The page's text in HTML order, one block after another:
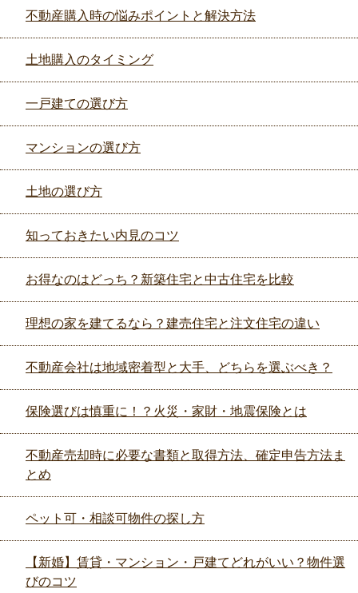
不動産購入時の悩みポイントと解決方法
土地購入のタイミング
一戸建ての選び方
マンションの選び方
土地の選び方
知っておきたい内見のコツ
お得なのはどっち？新築住宅と中古住宅を比較
理想の家を建てるなら？建売住宅と注文住宅の違い
不動産会社は地域密着型と大手、どちらを選ぶべき？
保険選びは慎重に！？火災・家財・地震保険とは
不動産売却時に必要な書類と取得方法、確定申告方法ま
とめ
ペット可・相談可物件の探し方
【新婚】賃貸・マンション・戸建てどれがいい？物件選
びのコツ